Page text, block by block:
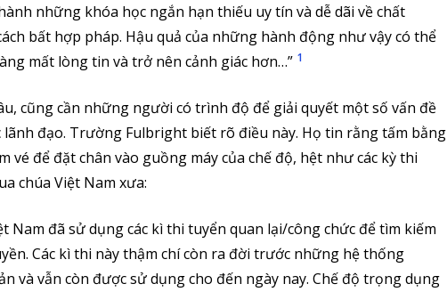
những khóa học ngắn hạn thiếu uy tín và dễ dãi về chất
bất hợp pháp. Hậu quả của những hành động như vậy có thể
mất lòng tin và trở nên cảnh giác hơn…” 1
cũng cần những người có trình độ để giải quyết một số vấn đề
lãnh đạo. Trường Fulbright biết rõ điều này. Họ tin rằng tấm bằng
vé để đặt chân vào guồng máy của chế độ, hệt như các kỳ thi
chúa Việt Nam xưa:
Nam đã sử dụng các kì thi tuyển quan lại/công chức để tìm kiếm
Các kì thi này thậm chí còn ra đời trước những hệ thống
và vẫn còn được sử dụng cho đến ngày nay. Chế độ trọng dụng